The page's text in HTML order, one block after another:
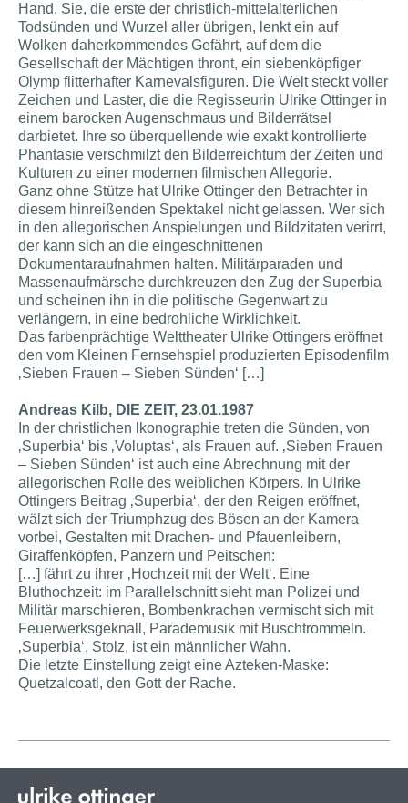
Hand. Sie, die erste der christlich-mittelalterlichen
Todsünden und Wurzel aller übrigen, lenkt ein auf
Wolken daherkommendes Gefährt, auf dem die
Gesellschaft der Mächtigen thront, ein siebenköpfiger
Olymp flitterhafter Karnevalsfiguren. Die Welt steckt voller
Zeichen und Laster, die die Regisseurin Ulrike Ottinger in
einem barocken Augenschmaus und Bilderrätsel
darbietet. Ihre so überquellende wie exakt kontrollierte
Phantasie verschmilzt den Bilderreichtum der Zeiten und
Kulturen zu einer modernen filmischen Allegorie.
Ganz ohne Stütze hat Ulrike Ottinger den Betrachter in
diesem hinreißenden Spektakel nicht gelassen. Wer sich
in den allegorischen Anspielungen und Bildzitaten verirrt,
der kann sich an die eingeschnittenen
Dokumentaraufnahmen halten. Militärparaden und
Massenaufmärsche durchkreuzen den Zug der Superbia
und scheinen ihn in die politische Gegenwart zu
verlängern, in eine bedrohliche Wirklichkeit.
Das farbenprächtige Welttheater Ulrike Ottingers eröffnet
den vom Kleinen Fernsehspiel produzierten Episodenfilm
‚Sieben Frauen – Sieben Sünden‘ […]
Andreas Kilb, DIE ZEIT, 23.01.1987
In der christlichen lkonographie treten die Sünden, von
‚Superbia‘ bis ‚Voluptas‘, als Frauen auf. ‚Sieben Frauen
– Sieben Sünden‘ ist auch eine Abrechnung mit der
allegorischen Rolle des weiblichen Körpers. In Ulrike
Ottingers Beitrag ‚Superbia‘, der den Reigen eröffnet,
wälzt sich der Triumphzug des Bösen an der Kamera
vorbei, Gestalten mit Drachen- und Pfauenleibern,
Giraffenköpfen, Panzern und Peitschen:
[…] fährt zu ihrer ‚Hochzeit mit der Welt‘. Eine
Bluthochzeit: im Parallelschnitt sieht man Polizei und
Militär marschieren, Bombenkrachen vermischt sich mit
Feuerwerksgeknall, Parademusik mit Buschtrommeln.
‚Superbia‘, Stolz, ist ein männlicher Wahn.
Die letzte Einstellung zeigt eine Azteken-Maske:
Quetzalcoatl, den Gott der Rache.